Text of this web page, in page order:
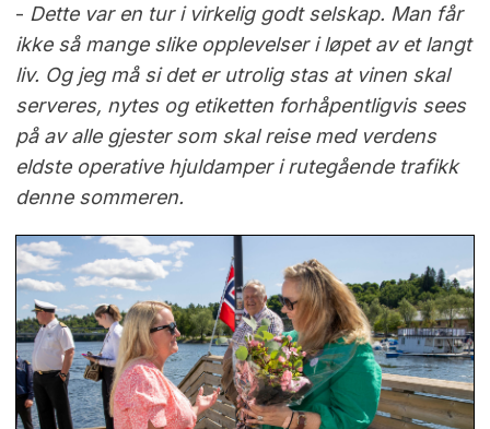
- Dette var en tur i virkelig godt selskap. Man får
ikke så mange slike opplevelser i løpet av et langt
liv. Og jeg må si det er utrolig stas at vinen skal
serveres, nytes og etiketten forhåpentligvis sees
på av alle gjester som skal reise med verdens
eldste operative hjuldamper i rutegående trafikk
denne sommeren.